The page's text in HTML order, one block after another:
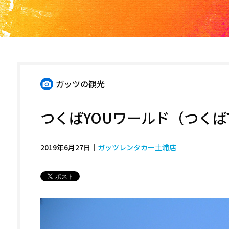
ガッツの観光
つくばYOUワールド（つく
2019年6月27日 ｜ ガッツレンタカー土浦店